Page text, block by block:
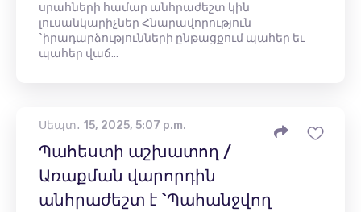
սրահների համար անհրաժեշտ կին
լուսանկարիչներ Հնարավորություն
`իրադարձությունների ընթացքում պահեր եւ
պահեր վաճ…
Սեպտ․ 15, 2025, 5:07 p.m.
Պահեստի աշխատող /
Առաքման վարորդին
անհրաժեշտ է `Պահանջվող